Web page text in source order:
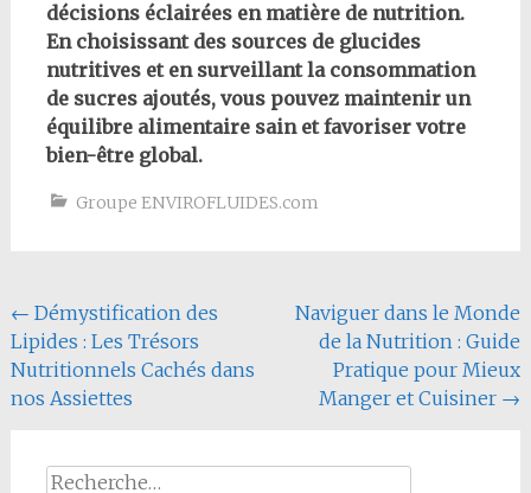
décisions éclairées en matière de nutrition.
En choisissant des sources de glucides
nutritives et en surveillant la consommation
de sucres ajoutés, vous pouvez maintenir un
équilibre alimentaire sain et favoriser votre
bien-être global.
Groupe ENVIROFLUIDES.com
Navigation
de
l'article
← Démystification des
Lipides : Les Trésors
Nutritionnels Cachés dans
nos Assiettes
Naviguer dans le Monde
de la Nutrition : Guide
Pratique pour Mieux
Manger et Cuisiner →
Rechercher :